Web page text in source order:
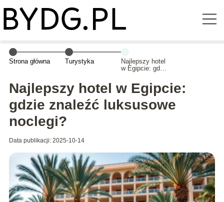
Strona główna Turystyka
Najlepszy hotel
w Egipcie: gdzie
luksusowe
noclegi?
Najlepszy hotel w Egipcie:
gdzie znaleźć luksusowe
noclegi?
Data publikacji: 2025-10-14